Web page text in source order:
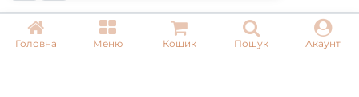
Головна Меню Кошик Пошук Акаунт
Сб, Нд: вихідний